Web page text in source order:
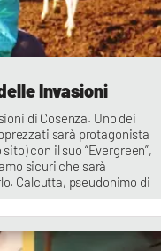
Invasioni
di Cosenza. Uno dei
sarà protagonista
con il suo “Evergreen”,
sicuri che sarà
Calcutta, pseudonimo di